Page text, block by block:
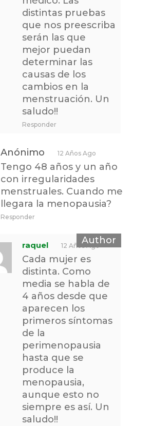
distintas pruebas
que nos preescriba
serán las que
mejor puedan
determinar las
causas de los
cambios en la
menstruación. Un
saludo!!
Responder
Anónimo 12 Años Ago
Tengo 48 años y un año
con irregularidades
menstruales. Cuando me
llegara la menopausia?
Responder
raquel 12 Años Ago
Cada mujer es
distinta. Como
media se habla de
4 años desde que
aparecen los
primeros síntomas
de la
perimenopausia
hasta que se
produce la
menopausia,
aunque esto no
siempre es así. Un
saludo!!